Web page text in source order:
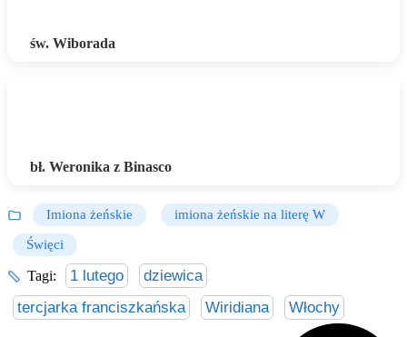
św. Wiborada
bł. Weronika z Binasco
Imiona żeńskie imiona żeńskie na literę W
Święci
Tagi: 1 lutego
dziewica
tercjarka franciszkańska
Wiridiana Włochy